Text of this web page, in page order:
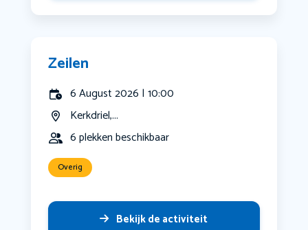
Zeilen
6 August 2026 | 10:00
Kerkdriel,...
6 plekken beschikbaar
Overig
Bekijk de activiteit